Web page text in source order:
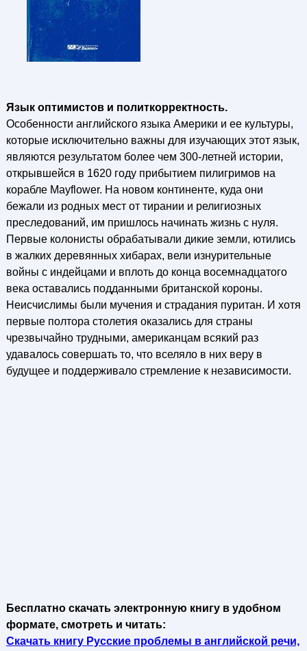
Язык оптимистов и политкорректность.
Особенности английского языка Америки и ее культуры,
которые исключительно важны для изучающих этот язык,
являются результатом более чем 300-летней истории,
открывшейся в 1620 году прибытием пилигримов на
корабле Mayflower. На новом континенте, куда они
бежали из родных мест от тирании и религиозных
преследований, им пришлось начинать жизнь с нуля.
Первые колонисты обрабатывали дикие земли, ютились
в жалких деревянных хибарах, вели изнурительные
войны с индейцами и вплоть до конца восемнадцатого
века оставались подданными британской короны.
Неисчислимы были мучения и страдания пуритан. И хотя
первые полтора столетия оказались для страны
чрезвычайно трудными, американцам всякий раз
удавалось совершать то, что вселяло в них веру в
будущее и поддерживало стремление к независимости.
Бесплатно скачать электронную книгу в удобном
формате, смотреть и читать:
Скачать книгу Русские проблемы в английской речи,